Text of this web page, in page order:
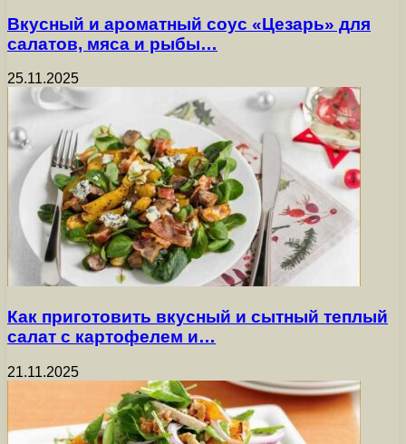
Вкусный и ароматный соус «Цезарь» для
салатов, мяса и рыбы…
25.11.2025
Как приготовить вкусный и сытный теплый
салат с картофелем и…
21.11.2025